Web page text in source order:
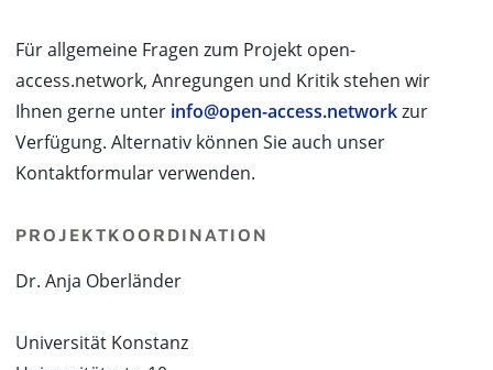
Für allgemeine Fragen zum Projekt open-
access.network, Anregungen und Kritik stehen wir
Ihnen gerne unter info@open-access.networkzur
Verfügung. Alternativ können Sie auch unser
Kontaktformular verwenden.
PROJEKTKOORDINATION
Dr. Anja Oberländer
Universität Konstanz